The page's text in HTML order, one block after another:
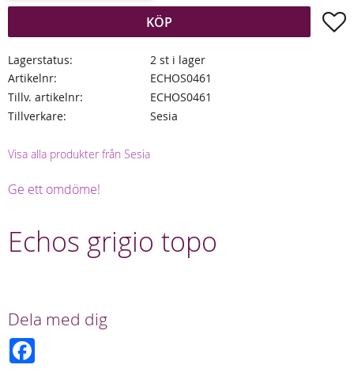
KÖP
Lagerstatus
2 st i lager
Artikelnr
ECHOS0461
Tillv. artikelnr
ECHOS0461
Tillverkare
Sesia
Visa alla produkter från Sesia
Ge ett omdöme!
Echos grigio topo
Dela med dig